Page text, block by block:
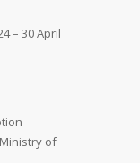
– 30 April
of